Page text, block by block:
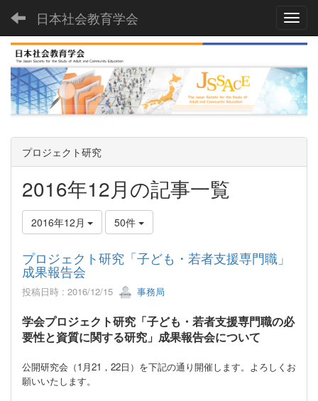
日本社会教育学会
プロジェクト研究
2016年12月の記事一覧
2016年12月 50件
プロジェクト研究「子ども・若者支援専門職」
成果報告会
投稿日時 : 2016/12/15 事務局
学会プロジェクト研究「子ども・若者支援専門職の必
要性と資質に関する研究」成果報告会について
公開研究会（1月21，22日）を下記の通り開催します。よろしくお
願いいたします。